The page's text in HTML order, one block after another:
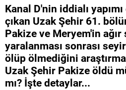
Kanal D'nin iddialı
çıkan Uzak Şehir 61.
Pakize ve Meryem'in ağır
yaralanması sonrası
ölüp ölmediğini
Uzak Şehir Pakize öldü
mı? İşte detaylar...